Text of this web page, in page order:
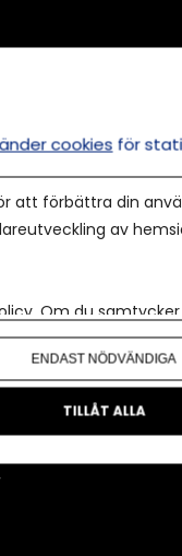
cookies för
att förbättra din
av
. Om du
hittar du den
ENDAST NÖDVÄNDIGA
TILLÅT ALLA